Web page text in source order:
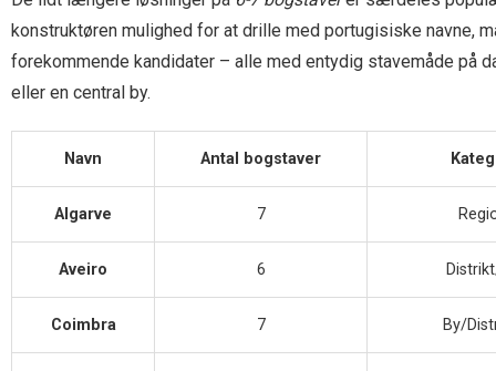
konstruktøren mulighed for at drille med portugisiske navne,
forekommende kandidater – alle med entydig stavemåde på
eller en central by.
Navn Antal bogstaver
Algarve 7
Aveiro 6
Coimbra 7 By/